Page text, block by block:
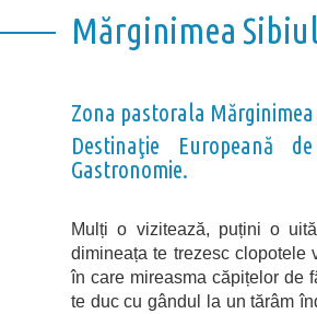
Mărginimea
Zona pastorala
Destinaţie Europeană
Gastronomie.
Mulți o vizitează, puțini o
dimineața te trezesc clopotele
în care mireasma căpițelor de
te duc cu gândul la un tărâm